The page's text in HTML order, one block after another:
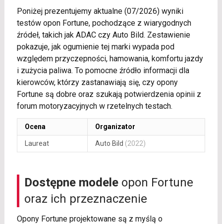
Poniżej prezentujemy aktualne (07/2026) wyniki
testów opon Fortune, pochodzące z wiarygodnych
źródeł, takich jak ADAC czy Auto Bild. Zestawienie
pokazuje, jak ogumienie tej marki wypada pod
względem przyczepności, hamowania, komfortu jazdy
i zużycia paliwa. To pomocne źródło informacji dla
kierowców, którzy zastanawiają się, czy opony
Fortune są dobre oraz szukają potwierdzenia opinii z
forum motoryzacyjnych w rzetelnych testach.
Ocena Organizator
Laureat Auto Bild (2022)
Dostępne modeleopon Fortune
oraz ich przeznaczenie
Opony Fortune projektowane są z myślą o